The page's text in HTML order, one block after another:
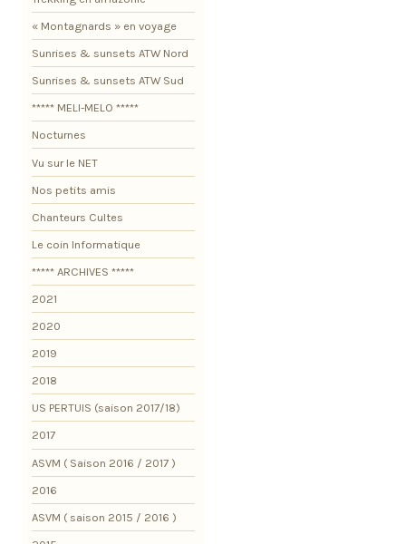
« Montagnards » en voyage
Sunrises & sunsets ATW Nord
Sunrises & sunsets ATW Sud
***** MELI-MELO *****
Nocturnes
Vu sur le NET
Nos petits amis
Chanteurs Cultes
Le coin Informatique
***** ARCHIVES *****
2021
2020
2019
2018
US PERTUIS (saison 2017/18)
2017
ASVM ( Saison 2016 / 2017 )
2016
ASVM ( saison 2015 / 2016 )